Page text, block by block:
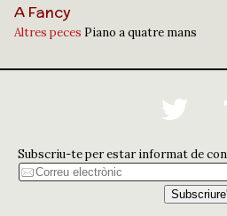
A Fancy
Altres peces Piano a quatre mans
Subscriu-te per estar informat de